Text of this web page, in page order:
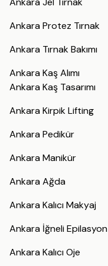
Ankara Protez Tırnak
Ankara Tırnak Bakımı
Ankara Kaş Alımı
Ankara Kaş Tasarımı
Ankara Kirpik Lifting
Ankara Pedikür
Ankara Manikür
Ankara Ağda
Ankara Kalıcı Makyaj
Ankara İğneli Epilasyon
Ankara Kalıcı Oje